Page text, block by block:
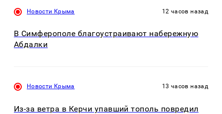
Новости Крыма 12 часов назад
В Симферополе благоустраивают набережную
Абдалки
Новости Крыма 13 часов назад
Из-за ветра в Керчи упавший тополь повредил